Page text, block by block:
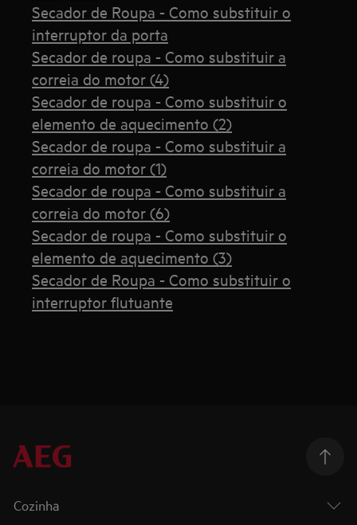
Secador de Roupa - Como substituir o
interruptor da porta
Secador de roupa - Como substituir a
correia do motor (4)
Secador de roupa - Como substituir o
elemento de aquecimento (2)
Secador de roupa - Como substituir a
correia do motor (1)
Secador de roupa - Como substituir a
correia do motor (6)
Secador de roupa - Como substituir o
elemento de aquecimento (3)
Secador de Roupa - Como substituir o
interruptor flutuante
Cozinha